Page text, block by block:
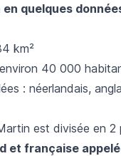
quelques
km²
40 000
: néerlandais,
est divisée en
et française